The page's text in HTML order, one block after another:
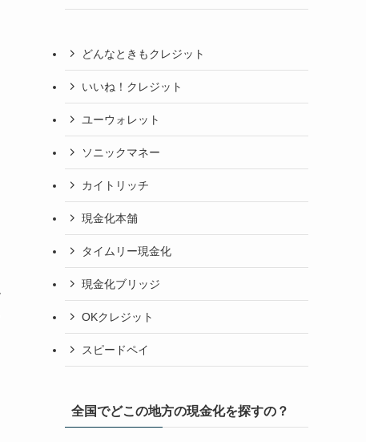
どんなときもクレジット
いいね！クレジット
ユーウォレット
ソニックマネー
カイトリッチ
現金化本舗
タイムリー現金化
現金化ブリッジ
OKクレジット
スピードペイ
全国でどこの地方の現金化を探すの？